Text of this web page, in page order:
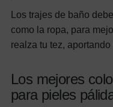
Los trajes de baño
como la ropa, para
realza tu tez,
Los mejores
para pieles